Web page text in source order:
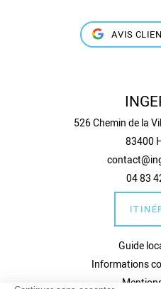
AVIS
526 Chemin de la
83400
04 83
Guide
Informations